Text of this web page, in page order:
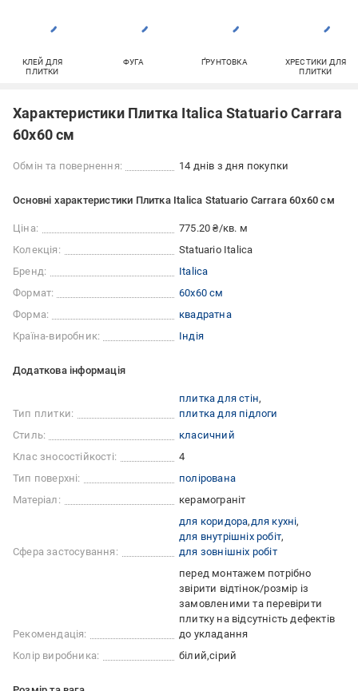
КЛЕЙ ДЛЯ
ПЛИТКИ
ФУГА ҐРУНТОВКА
ХРЕСТИКИ ДЛЯ
ПЛИТКИ
Характеристики Плитка Italica Statuario Carrara
60x60 см
Обмін та повернення: 14 днів з дня покупки
Основні характеристики Плитка Italica Statuario Carrara 60x60 см
Ціна:
775.20 ₴/кв. м
Колекція:
Statuario Italica
Бренд:
Italica
Формат:
60x60 см
Форма:
квадратна
Країна-виробник:
Індія
Додаткова інформація
Тип плитки:
плитка для стін
плитка для підлоги
Стиль:
класичний
Клас зносостійкості:
4
Тип поверхні:
полірована
Матеріал:
керамограніт
Сфера застосування:
для коридора для кухні
для внутрішніх робіт
для зовнішніх робіт
Рекомендація:
перед монтажем потрібно
звірити відтінок/розмір із
замовленими та перевірити
плитку на відсутність дефектів
до укладання
Колір виробника:
білий сірий